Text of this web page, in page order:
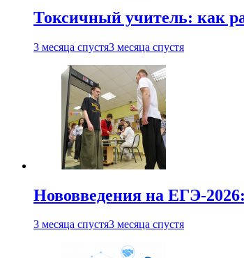
Токсичный учитель: как
3 месяца спустя3 месяца спустя
Нововведения на ЕГЭ-
3 месяца спустя3 месяца спустя